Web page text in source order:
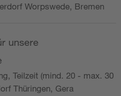
Worpswede, Bremen
unsere
Teilzeit (mind. 20 - max. 30
Thüringen, Gera